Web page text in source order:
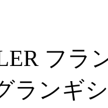
フラ
ランギ